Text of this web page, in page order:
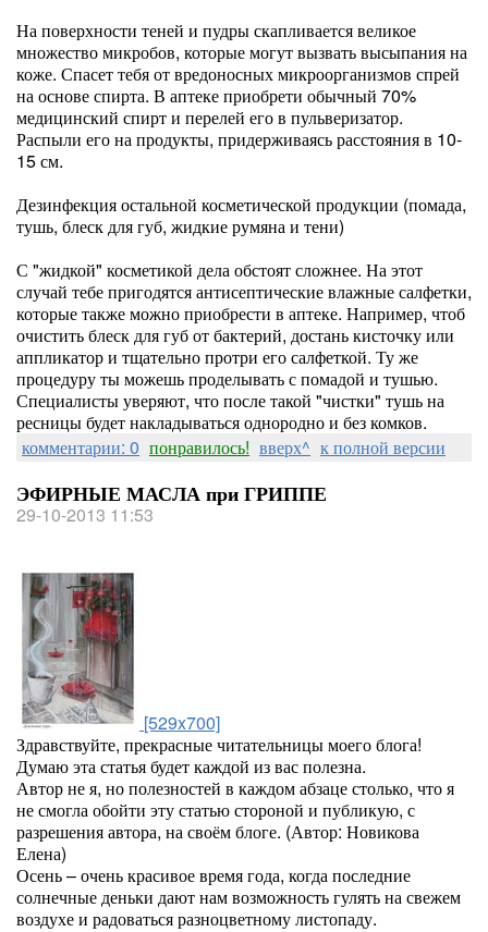
На поверхности теней и пудры скапливается великое
множество микробов, которые могут вызвать высыпания на
коже. Спасет тебя от вредоносных микроорганизмов спрей
на основе спирта. В аптеке приобрети обычный 70%
медицинский спирт и перелей его в пульверизатор.
Распыли его на продукты, придерживаясь расстояния в 10-
15 см.
Дезинфекция остальной косметической продукции (помада,
тушь, блеск для губ, жидкие румяна и тени)
С "жидкой" косметикой дела обстоят сложнее. На этот
случай тебе пригодятся антисептические влажные салфетки,
которые также можно приобрести в аптеке. Например, чтоб
очистить блеск для губ от бактерий, достань кисточку или
аппликатор и тщательно протри его салфеткой. Ту же
процедуру ты можешь проделывать с помадой и тушью.
Специалисты уверяют, что после такой "чистки" тушь на
ресницы будет накладываться однородно и без комков.
комментарии: 0 понравилось! вверх^ к полной версии
ЭФИРНЫЕ МАСЛА при ГРИППЕ
29-10-2013 11:53
[529x700]
Здравствуйте, прекрасные читательницы моего блога!
Думаю эта статья будет каждой из вас полезна.
Автор не я, но полезностей в каждом абзаце столько, что я
не смогла обойти эту статью стороной и публикую, с
разрешения автора, на своём блоге. (Автор: Новикова
Елена)
Осень – очень красивое время года, когда последние
солнечные деньки дают нам возможность гулять на свежем
воздухе и радоваться разноцветному листопаду.